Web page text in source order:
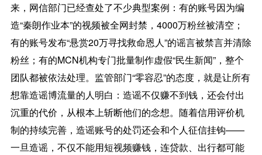
来，网信部门已经查处了不少典型案例：有的账号因为编
造“秦朗作业本”的视频被全网封禁，4000万粉丝被清空；
有的账号发布“悬赏20万寻找救命恩人”的谣言被禁言并清除
粉丝；有的MCN机构专门批量制作虚假“民生新闻”，整个
团队都被依法处理。监管部门“零容忍”的态度，就是让所有
想靠造谣博流量的人明白：造谣不仅赚不到钱，还会付出
沉重的代价，从根本上斩断他们的念想。随着信用评价机
制的持续完善，造谣账号的处罚还会和个人征信挂钩——
一旦造谣，不仅不能用短视频赚钱，连贷款、出行都可能